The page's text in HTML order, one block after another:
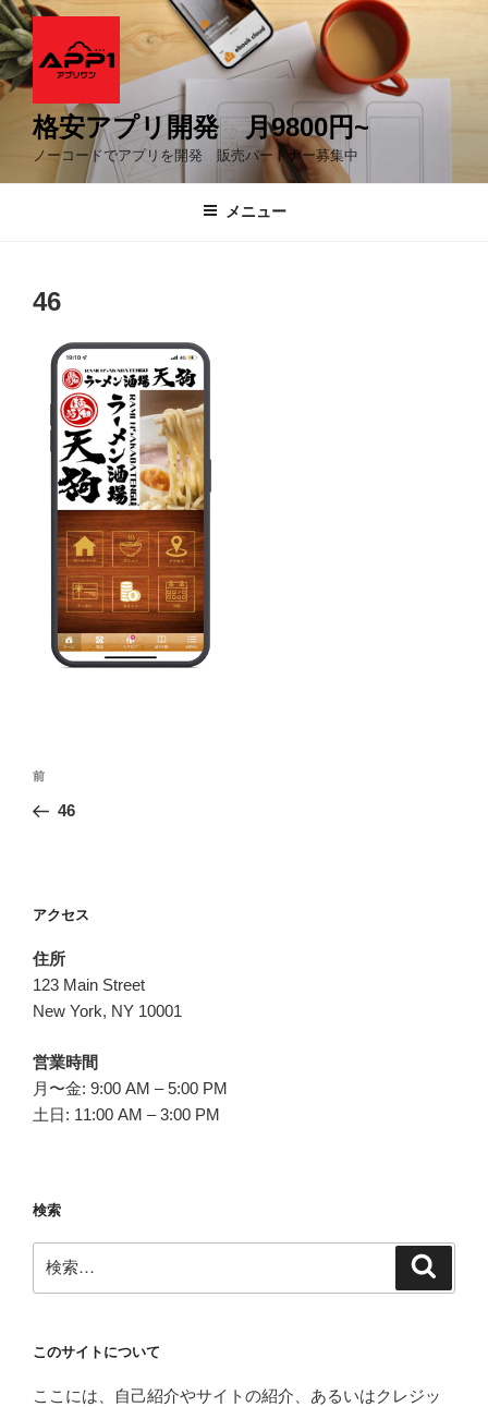
コ
ン
テ
ン
格安アプリ開発 月9800円~
ノーコードでアプリを開発 販売パートナー募集中
メニュー
46
投
ナ
ー
シ
ョ
ン
前
の
前
46
アクセス
住所
123 Main Street
New York, NY 10001
営業時間
月〜金: 9:00 AM – 5:00 PM
土日: 11:00 AM – 3:00 PM
検索
索:
このサイトについて
ここには、自己紹介やサイトの紹介、あるいはクレジッ